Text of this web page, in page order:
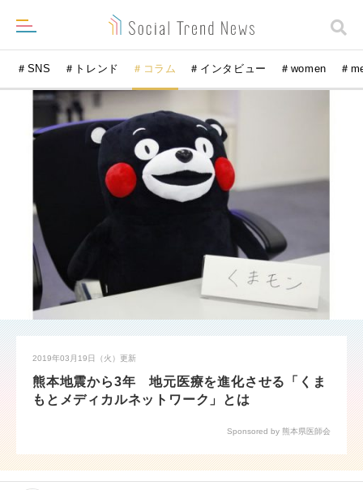
＃SNS ＃トレンド ＃コラム ＃インタビュー ＃women ＃
2019年03月19日（火） 更新
熊本地震から3年 地元医療を進化させる「くま
もとメディカルネットワーク」とは
Sponsored by 熊本県医師会